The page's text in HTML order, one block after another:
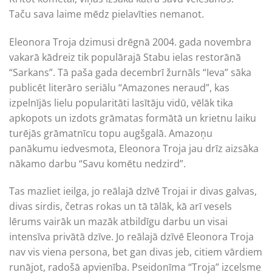
Taču sava laime mēdz pielavīties nemanot.
Eleonora Troja dzimusi drēgnā 2004. gada novembra
vakarā kādreiz tik populārajā Stabu ielas restorānā
“Sarkans”. Tā paša gada decembrī žurnāls “Ieva” sāka
publicēt literāro seriālu “Amazones neraud”, kas
izpelnījās lielu popularitāti lasītāju vidū, vēlāk tika
apkopots un izdots grāmatas formātā un krietnu laiku
turējās grāmatnīcu topu augšgalā. Amazoņu
panākumu iedvesmota, Eleonora Troja jau drīz aizsāka
nākamo darbu “Savu komētu nedzird”.
Tas mazliet ieilga, jo reālajā dzīvē Trojai ir divas galvas,
divas sirdis, četras rokas un tā tālāk, kā arī vesels
lērums vairāk un mazāk atbildīgu darbu un visai
intensīva privātā dzīve. Jo reālajā dzīvē Eleonora Troja
nav vis viena persona, bet gan divas jeb, citiem vārdiem
runājot, radošā apvienība. Pseidonīma “Troja” izcelsme